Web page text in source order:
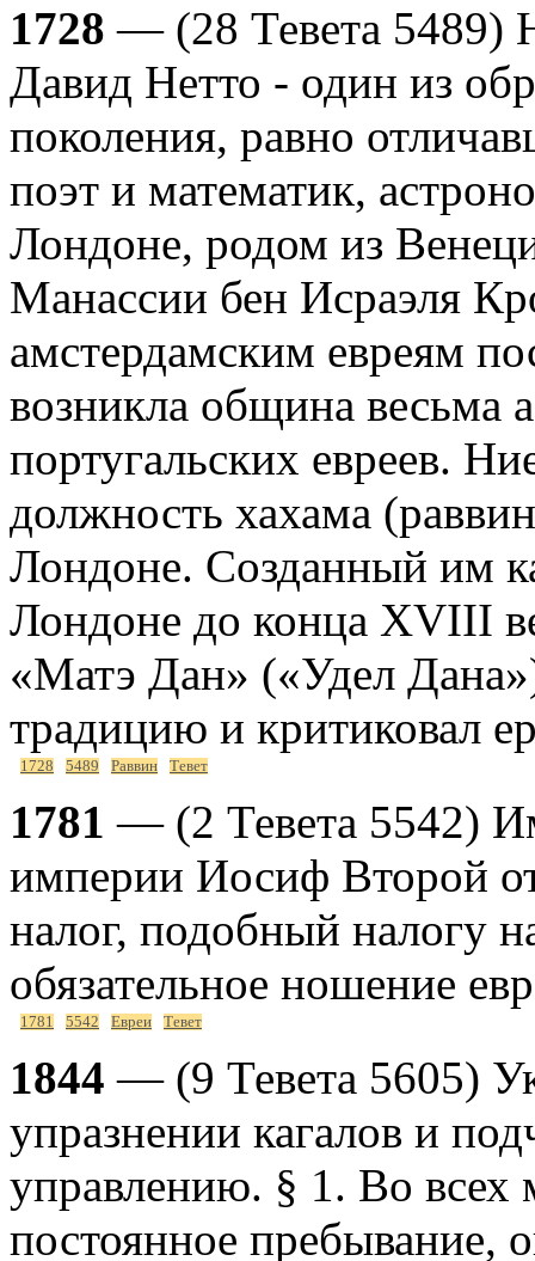
1728 — (28 Тевета 5489)
Давид Нетто - один из
поколения, равно
поэт и математик,
Лондоне, родом из
Манассии бен Исраэля
амстердамским евреям
возникла община весьма
португальских евреев.
должность хахама
Лондоне. Созданный им
Лондоне до конца XVIII
«Матэ Дан» («Удел
традицию и критиковал
1728 5489 Раввин Тевет
1781 — (2 Тевета 5542)
империи Иосиф Второй
налог, подобный налогу
обязательное ношение
1781 5542 Евреи Тевет
1844 — (9 Тевета 5605)
упразнении кагалов и
управлению. § 1. Во всех
постоянное пребывание,